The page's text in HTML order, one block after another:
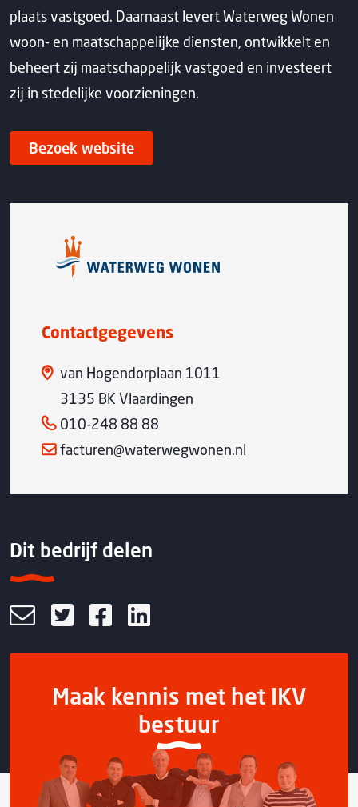
plaats vastgoed. Daarnaast levert Waterweg Wonen
woon- en maatschappelijke diensten, ontwikkelt en
beheert zij maatschappelijk vastgoed en investeert
zij in stedelijke voorzieningen.
Bezoek website
Contactgegevens
van Hogendorplaan 1011
3135 BK Vlaardingen
010-248 88 88
facturen@waterwegwonen.nl
Dit bedrijf delen
Maak kennis met het IKV
bestuur